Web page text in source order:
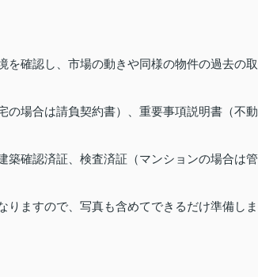
確認し、市場の動きや同様の物件の過去の取
の場合は請負契約書）、重要事項説明書（不動
築確認済証、検査済証（マンションの場合は管
ますので、写真も含めてできるだけ準備しま